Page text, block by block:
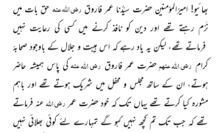
بھائیو! امیرُالمؤمنین حضرت سیّدُنا عمر فاروق رضی اللہ عنہ حق بات میں
نَرْم رہتے تھے اور دین کو نافذ کرنے میں کسی کی رعایت نہیں
فرماتے تھے، لیکن یہ یاد رہے کہ اس ہیبت و جلال کے باوجودصحابۂ
کرام رضیاللہعنہمحضرت عمر فاروق رضیاللہعنہکی پاس ہمیشہ حاضر
ہوتے، ان کے ساتھ مجلس و محفل میں شریک ہوتے تھے اور باہم
مشورہ کیا کرتے تھے یہاں تک کہ خود حضرت عمر رضیاللہعنہ فرماتے
تھے کہ جب تک تم کچھ نہیں کہو گے تمہارے لئے کوئی بھلائی نہیں